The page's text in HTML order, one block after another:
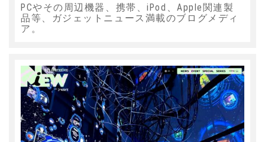
PCやその周辺機器、携帯、iPod、Apple関連製
品等、ガジェットニュース満載のブログメディ
ア。